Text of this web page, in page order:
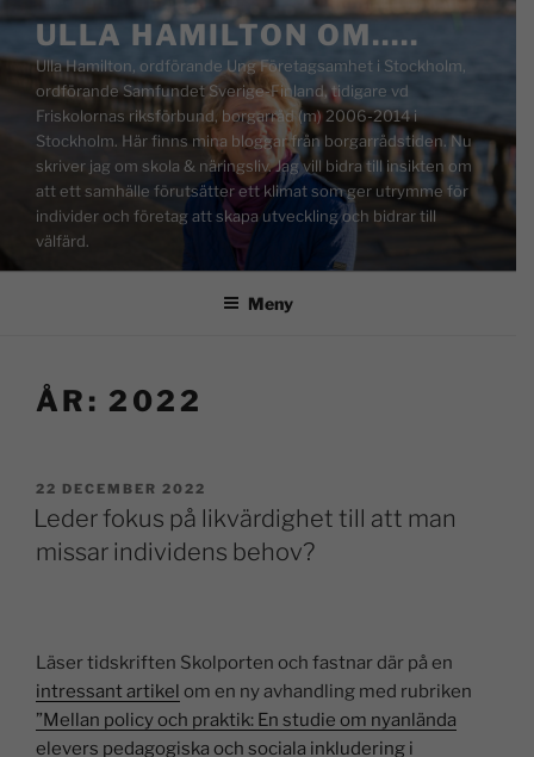
ULLA HAMILTON OM…..
Ulla Hamilton, ordförande Ung Företagsamhet i Stockholm,
ordförande Samfundet Sverige-Finland, tidigare vd
Friskolornas riksförbund, borgarråd (m) 2006-2014 i
Stockholm. Här finns mina bloggar från borgarrådstiden. Nu
skriver jag om skola & näringsliv. Jag vill bidra till insikten om
att ett samhälle förutsätter ett klimat som ger utrymme för
individer och företag att skapa utveckling och bidrar till
välfärd.
Meny
ÅR: 2022
22 DECEMBER 2022
Leder fokus på likvärdighet till att man
missar individens behov?
Läser tidskriften Skolporten och fastnar där på en
intressant artikel om en ny avhandling med rubriken
”Mellan policy och praktik: En studie om nyanlända
elevers pedagogiska och sociala inkludering i